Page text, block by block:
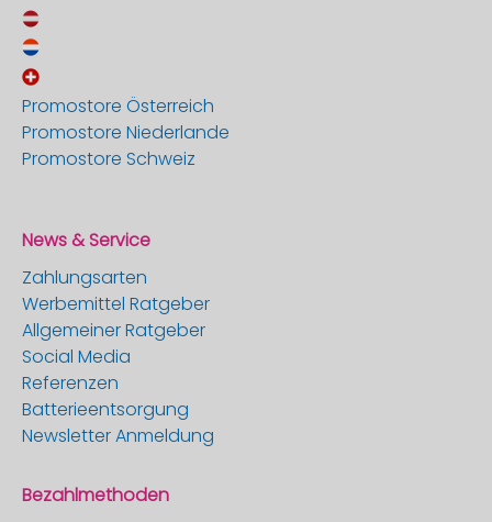
Promostore Österreich
Promostore Niederlande
Promostore Schweiz
News & Service
Zahlungsarten
Werbemittel Ratgeber
Allgemeiner Ratgeber
Social Media
Referenzen
Batterieentsorgung
Newsletter Anmeldung
Bezahlmethoden